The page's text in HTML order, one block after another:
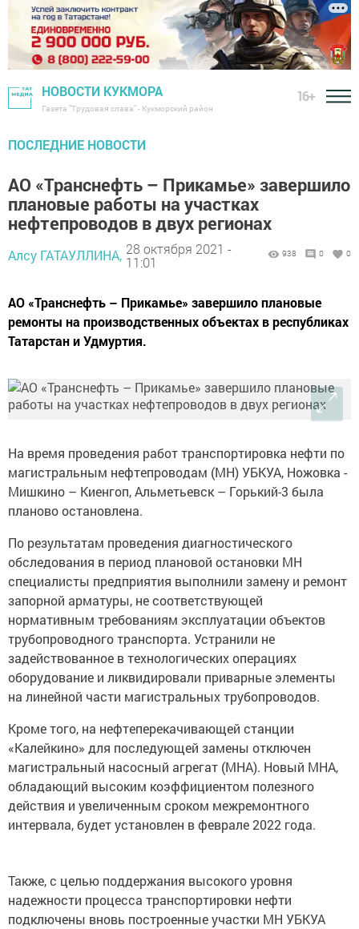
НОВОСТИ КУКМОРА
Газета "Трудовая слава" - Кукморский район
16+
ПОСЛЕДНИЕ НОВОСТИ
АО «Транснефть – Прикамье» завершило
плановые работы на участках
нефтепроводов в двух регионах
Алсу ГАТАУЛЛИНА, 28 октября 2021 -
11:01
938 0 0
АО «Транснефть – Прикамье» завершило плановые
ремонты на производственных объектах в республиках
Татарстан и Удмуртия.
На время проведения работ транспортировка нефти по
магистральным нефтепроводам (МН) УБКУА, Ножовка -
Мишкино – Киенгоп, Альметьевск – Горький-3 была
планово остановлена.
По результатам проведения диагностического
обследования в период плановой остановки МН
специалисты предприятия выполнили замену и ремонт
запорной арматуры, не соответствующей
нормативным требованиям эксплуатации объектов
трубопроводного транспорта. Устранили не
задействованное в технологических операциях
оборудование и ликвидировали приварные элементы
на линейной части магистральных трубопроводов.
Кроме того, на нефтеперекачивающей станции
«Калейкино» для последующей замены отключен
магистральный насосный агрегат (МНА). Новый МНА,
обладающий высоким коэффициентом полезного
действия и увеличенным сроком межремонтного
интервала, будет установлен в феврале 2022 года.
Также, с целью поддержания высокого уровня
надежности процесса транспортировки нефти
подключены вновь построенные участки МН УБКУА